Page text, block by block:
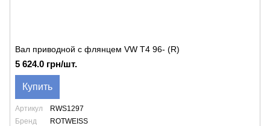
Вал приводной с флянцем VW T4 96- (R)
5 624.0 грн/шт.
Купить
Артикул
RWS1297
Бренд
ROTWEISS